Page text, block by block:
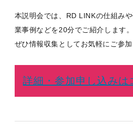
本説明会では、RD LINKの仕組み
業事例などを20分でご紹介します。
ぜひ情報収集としてお気軽にご参加
詳細・参加申し込みは